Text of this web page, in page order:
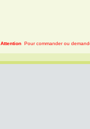
Attention Pour commander ou